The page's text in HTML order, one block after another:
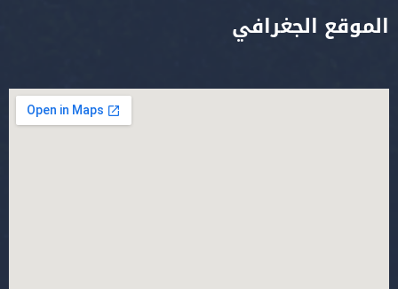
الموقع الجغرافي